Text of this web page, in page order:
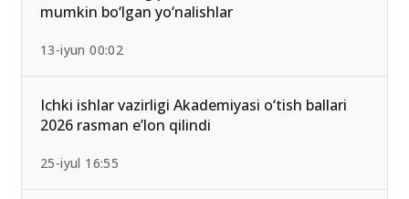
Qabul-2026: Eng past o‘tish ballari bilan kirish
mumkin bo‘lgan yo‘nalishlar
13-iyun 00:02
Ichki ishlar vazirligi Akademiyasi o‘tish ballari
2026 rasman e’lon qilindi